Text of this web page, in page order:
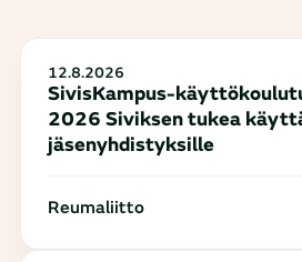
12.8.2026
SivisKampus-
2026 Siviksen tukea
jäsenyhdistyksille
Reumaliitto